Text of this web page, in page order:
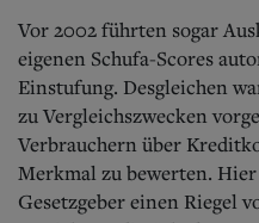
Vor 2002 führten sogar
eigenen Schufa-Scores
Einstufung. Desgleichen
zu Vergleichszwecken
Verbrauchern über
Merkmal zu bewerten.
Gesetzgeber einen Riegel